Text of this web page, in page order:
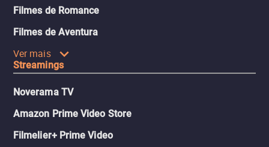
Filmes de Romance
Filmes de Aventura
Ver mais
Streamings
Noverama TV
Amazon Prime Video Store
Filmelier+ Prime Video